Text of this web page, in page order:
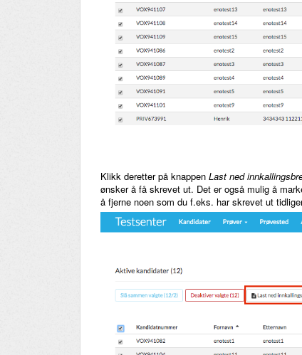
Klikk deretter på knappen Last ned
ønsker å få skrevet ut. Det er også mulig å
å fjerne noen som du f.eks. har skrevet ut